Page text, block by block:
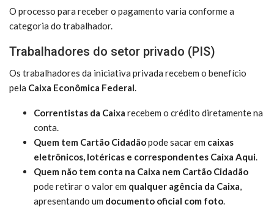
O processo para receber o pagamento varia conforme a
categoria do trabalhador.
Trabalhadores do setor privado (PIS)
Os trabalhadores da iniciativa privada recebem o benefício
pela Caixa Econômica Federal.
Correntistas da Caixa recebem o crédito diretamente na
conta.
Quem tem Cartão Cidadãopode sacar em caixas
eletrônicos, lotéricas e correspondentes Caixa Aqui.
Quem não tem conta na Caixa nem Cartão Cidadão
pode retirar o valor em qualquer agência da Caixa,
apresentando um documento oficial com foto.